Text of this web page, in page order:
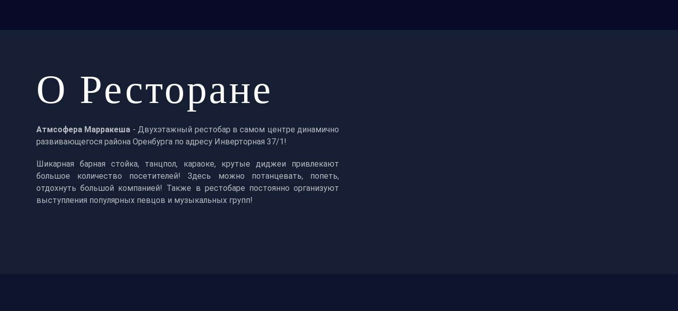
О Ресторане
Атмсофера Марракеша - Двухэтажный рестобар в самом центре динамично
развивающегося района Оренбурга по адресу Инверторная 37/1!
Шикарная барная стойка, танцпол, караоке, крутые диджеи привлекают
большое количество посетителей! Здесь можно потанцевать, попеть,
отдохнуть большой компанией! Также в рестобаре постоянно организуют
выступления популярных певцов и музыкальных групп!